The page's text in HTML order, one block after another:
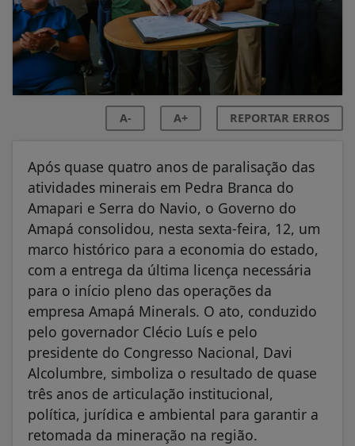
A- A+ REPORTAR ERROS
Após quase quatro anos de paralisação das
atividades minerais em Pedra Branca do
Amapari e Serra do Navio, o Governo do
Amapá consolidou, nesta sexta-feira, 12, um
marco histórico para a economia do estado,
com a entrega da última licença necessária
para o início pleno das operações da
empresa Amapá Minerals. O ato, conduzido
pelo governador Clécio Luís e pelo
presidente do Congresso Nacional, Davi
Alcolumbre, simboliza o resultado de quase
três anos de articulação institucional,
política, jurídica e ambiental para garantir a
retomada da mineração na região.